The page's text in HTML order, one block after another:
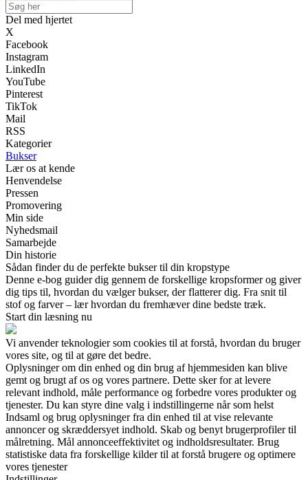
Del med hjertet
X
Facebook
Instagram
LinkedIn
YouTube
Pinterest
TikTok
Mail
RSS
Kategorier
Bukser
Lær os at kende
Henvendelse
Pressen
Promovering
Min side
Nyhedsmail
Samarbejde
Din historie
Sådan finder du de perfekte bukser til din kropstype
Denne e-bog guider dig gennem de forskellige kropsformer og giver
dig tips til, hvordan du vælger bukser, der flatterer dig. Fra snit til
stof og farver – lær hvordan du fremhæver dine bedste træk.
Start din læsning nu
Vi anvender teknologier som cookies til at forstå, hvordan du bruger
vores site, og til at gøre det bedre.
Oplysninger om din enhed og din brug af hjemmesiden kan blive
gemt og brugt af os og vores partnere. Dette sker for at levere
relevant indhold, måle performance og forbedre vores produkter og
tjenester. Du kan styre dine valg i indstillingerne når som helst
Indsaml og brug oplysninger fra din enhed til at vise relevante
annoncer og skræddersyet indhold. Skab og benyt brugerprofiler til
målretning. Mål annonceeffektivitet og indholdsresultater. Brug
statistiske data fra forskellige kilder til at forstå brugere og optimere
vores tjenester